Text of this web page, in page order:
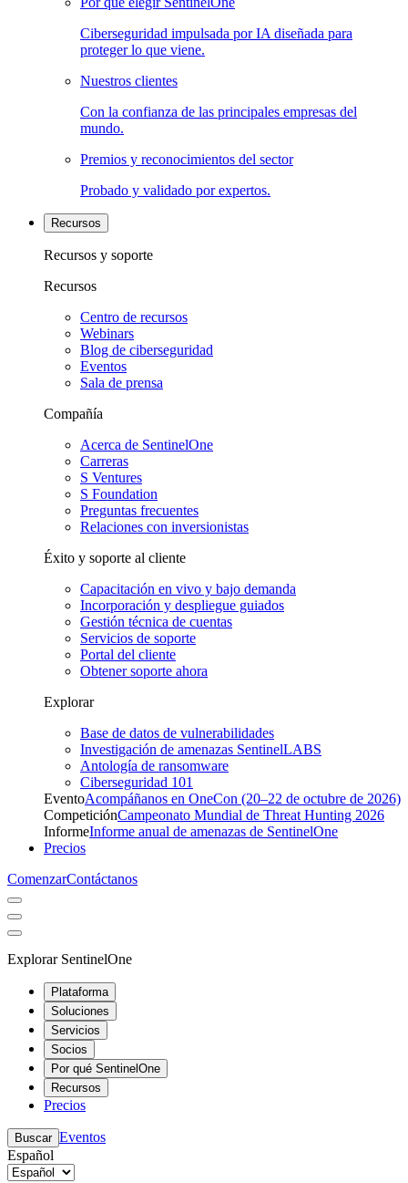
Ciberseguridad impulsada por IA diseñada para
proteger lo que viene.
Nuestros clientes
Con la confianza de las principales empresas del
mundo.
Premios y reconocimientos del sector
Probado y validado por expertos.
Recursos
Recursos y soporte
Recursos
Centro de recursos
Webinars
Blog de ciberseguridad
Eventos
Sala de prensa
Compañía
Acerca de SentinelOne
Carreras
S Ventures
S Foundation
Preguntas frecuentes
Relaciones con inversionistas
Éxito y soporte al cliente
Capacitación en vivo y bajo demanda
Incorporación y despliegue guiados
Gestión técnica de cuentas
Servicios de soporte
Portal del cliente
Obtener soporte ahora
Explorar
Base de datos de vulnerabilidades
Investigación de amenazas SentinelLABS
Antología de ransomware
Ciberseguridad 101
EventoAcompáñanos en OneCon (20–22 de octubre de 2026)
CompeticiónCampeonato Mundial de Threat Hunting 2026
InformeInforme anual de amenazas de SentinelOne
Precios
ComenzarContáctanos
Explorar SentinelOne
Plataforma
Soluciones
Servicios
Socios
Por qué SentinelOne
Recursos
Precios
Buscar Eventos
Español